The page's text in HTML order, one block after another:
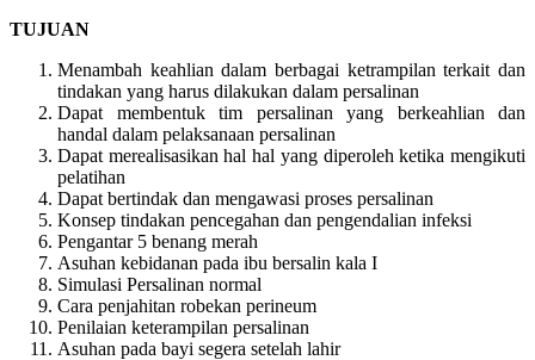
TUJUAN
Menambah keahlian dalam berbagai ketrampilan terkait dan
tindakan yang harus dilakukan dalam persalinan
Dapat membentuk tim persalinan yang berkeahlian dan
handal dalam pelaksanaan persalinan
Dapat merealisasikan hal hal yang diperoleh ketika mengikuti
pelatihan
Dapat bertindak dan mengawasi proses persalinan
Konsep tindakan pencegahan dan pengendalian infeksi
Pengantar 5 benang merah
Asuhan kebidanan pada ibu bersalin kala I
Simulasi Persalinan normal
Cara penjahitan robekan perineum
Penilaian keterampilan persalinan
Asuhan pada bayi segera setelah lahir